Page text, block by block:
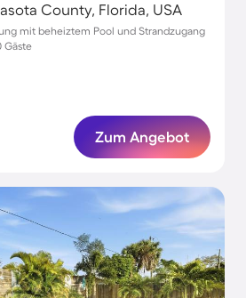
County, Florida, USA
mit beheiztem Pool und Strandzugang
Gäste
Zum Angebot